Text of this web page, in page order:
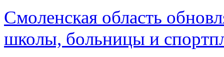
Смоленская область
школы, больницы и